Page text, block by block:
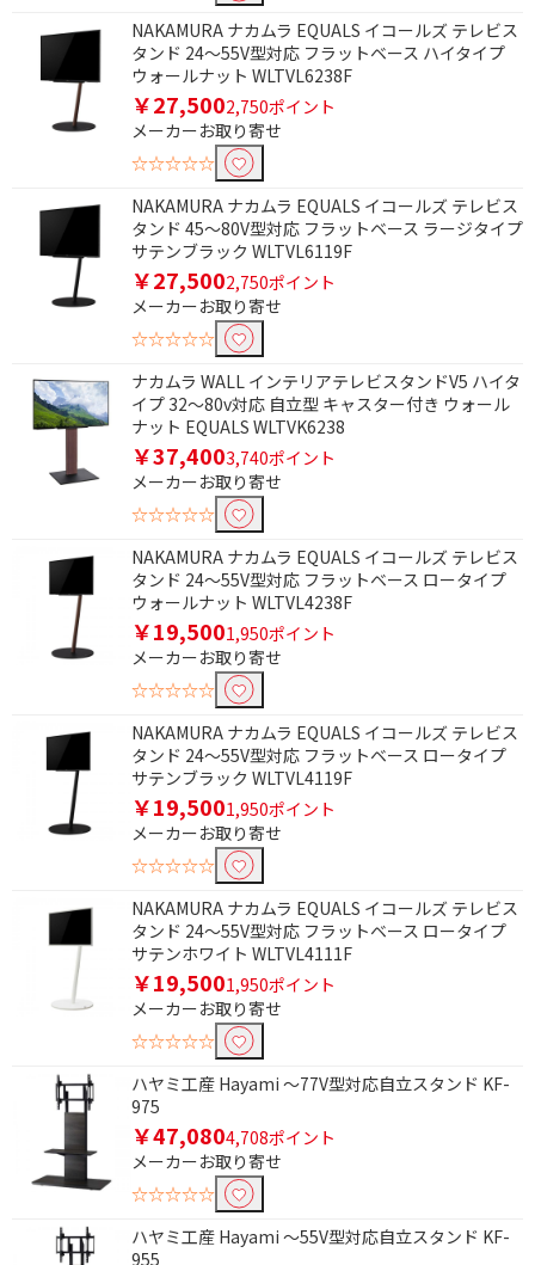
NAKAMURA ナカムラ EQUALS イコールズ テレビス
タンド 24～55V型対応 フラットベース ハイタイプ
ウォールナット WLTVL6238F
￥27,5002,750ポイント
メーカーお取り寄せ
☆☆☆☆☆
NAKAMURA ナカムラ EQUALS イコールズ テレビス
タンド 45～80V型対応 フラットベース ラージタイプ
サテンブラック WLTVL6119F
￥27,5002,750ポイント
メーカーお取り寄せ
☆☆☆☆☆
ナカムラ WALL インテリアテレビスタンドV5 ハイタ
イプ 32～80v対応 自立型 キャスター付き ウォール
ナット EQUALS WLTVK6238
￥37,4003,740ポイント
メーカーお取り寄せ
☆☆☆☆☆
NAKAMURA ナカムラ EQUALS イコールズ テレビス
タンド 24～55V型対応 フラットベース ロータイプ
ウォールナット WLTVL4238F
￥19,5001,950ポイント
メーカーお取り寄せ
☆☆☆☆☆
NAKAMURA ナカムラ EQUALS イコールズ テレビス
タンド 24～55V型対応 フラットベース ロータイプ
サテンブラック WLTVL4119F
￥19,5001,950ポイント
メーカーお取り寄せ
☆☆☆☆☆
NAKAMURA ナカムラ EQUALS イコールズ テレビス
タンド 24～55V型対応 フラットベース ロータイプ
サテンホワイト WLTVL4111F
￥19,5001,950ポイント
メーカーお取り寄せ
☆☆☆☆☆
ハヤミ工産 Hayami ～77V型対応自立スタンド KF-
975
￥47,0804,708ポイント
メーカーお取り寄せ
☆☆☆☆☆
ハヤミ工産 Hayami ～55V型対応自立スタンド KF-
955
円